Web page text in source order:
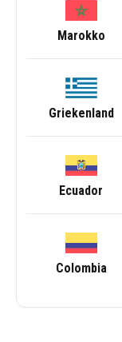
Marokko
Griekenland
Ecuador
Colombia